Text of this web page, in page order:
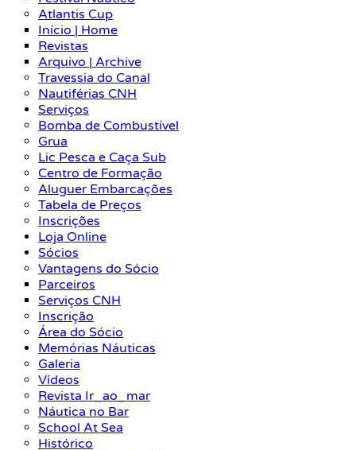
Atlantis Cup
Início | Home
Revistas
Arquivo | Archive
Travessia do Canal
Nautiférias CNH
Serviços
Bomba de Combustível
Grua
Lic Pesca e Caça Sub
Centro de Formação
Aluguer Embarcações
Tabela de Preços
Inscrições
Loja Online
Sócios
Vantagens do Sócio
Parceiros
Serviços CNH
Inscrição
Área do Sócio
Memórias Náuticas
Galeria
Vídeos
Revista Ir_ao_mar
Náutica no Bar
School At Sea
Histórico